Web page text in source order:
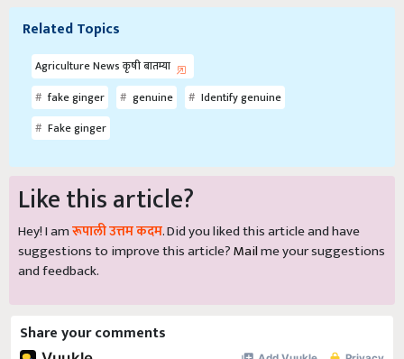
Related Topics
Agriculture News कृषी बातम्या
fake ginger
genuine
Identify genuine
Fake ginger
Like this article?
Hey! I amरूपाली उत्तम कदम. Did you liked this article and have
suggestions to improve this article?Mailme your suggestions
and feedback.
Share your comments